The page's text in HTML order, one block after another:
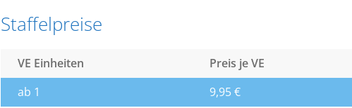
Staffelpreise
VE Einheiten
Preis je VE
ab 1
9,95€